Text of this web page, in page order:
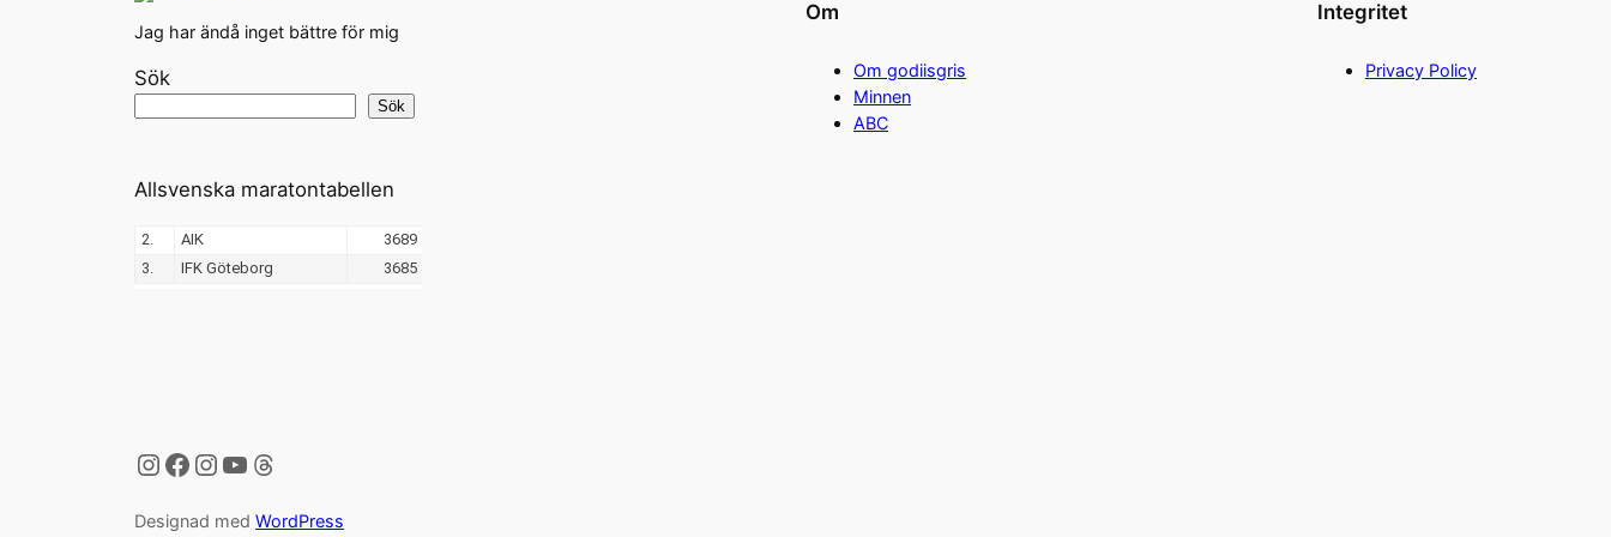
Jag har ändå inget bättre för mig
Sök
Sök
Om
Om godiisgris
Minnen
ABC
Integritet
Privacy Policy
Allsvenska maratontabellen
Instagram
Facebook
Instagram
YouTube
Threads
Designad med WordPress